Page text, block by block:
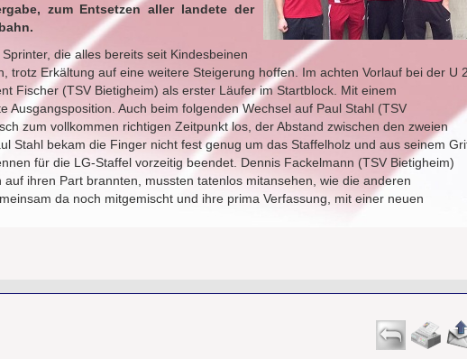
zum Entsetzen aller landete der
die alles bereits seit Kindesbeinen
trotz Erkältung auf eine weitere Steigerung hoffen. Im achten Vorlauf bei der U
Fischer (TSV Bietigheim) als erster Läufer im Startblock. Mit einem
Auch beim folgenden Wechsel auf Paul Stahl (TSV
zum vollkommen richtigen Zeitpunkt los, der Abstand zwischen den zweien
Stahl bekam die Finger nicht fest genug um das Staffelholz und aus seinem
für die LG-Staffel vorzeitig beendet. Dennis Fackelmann (TSV Bietigheim)
ihren Part brannten, mussten tatenlos mitansehen, wie die anderen
da noch mitgemischt und ihre prima Verfassung, mit einer neuen